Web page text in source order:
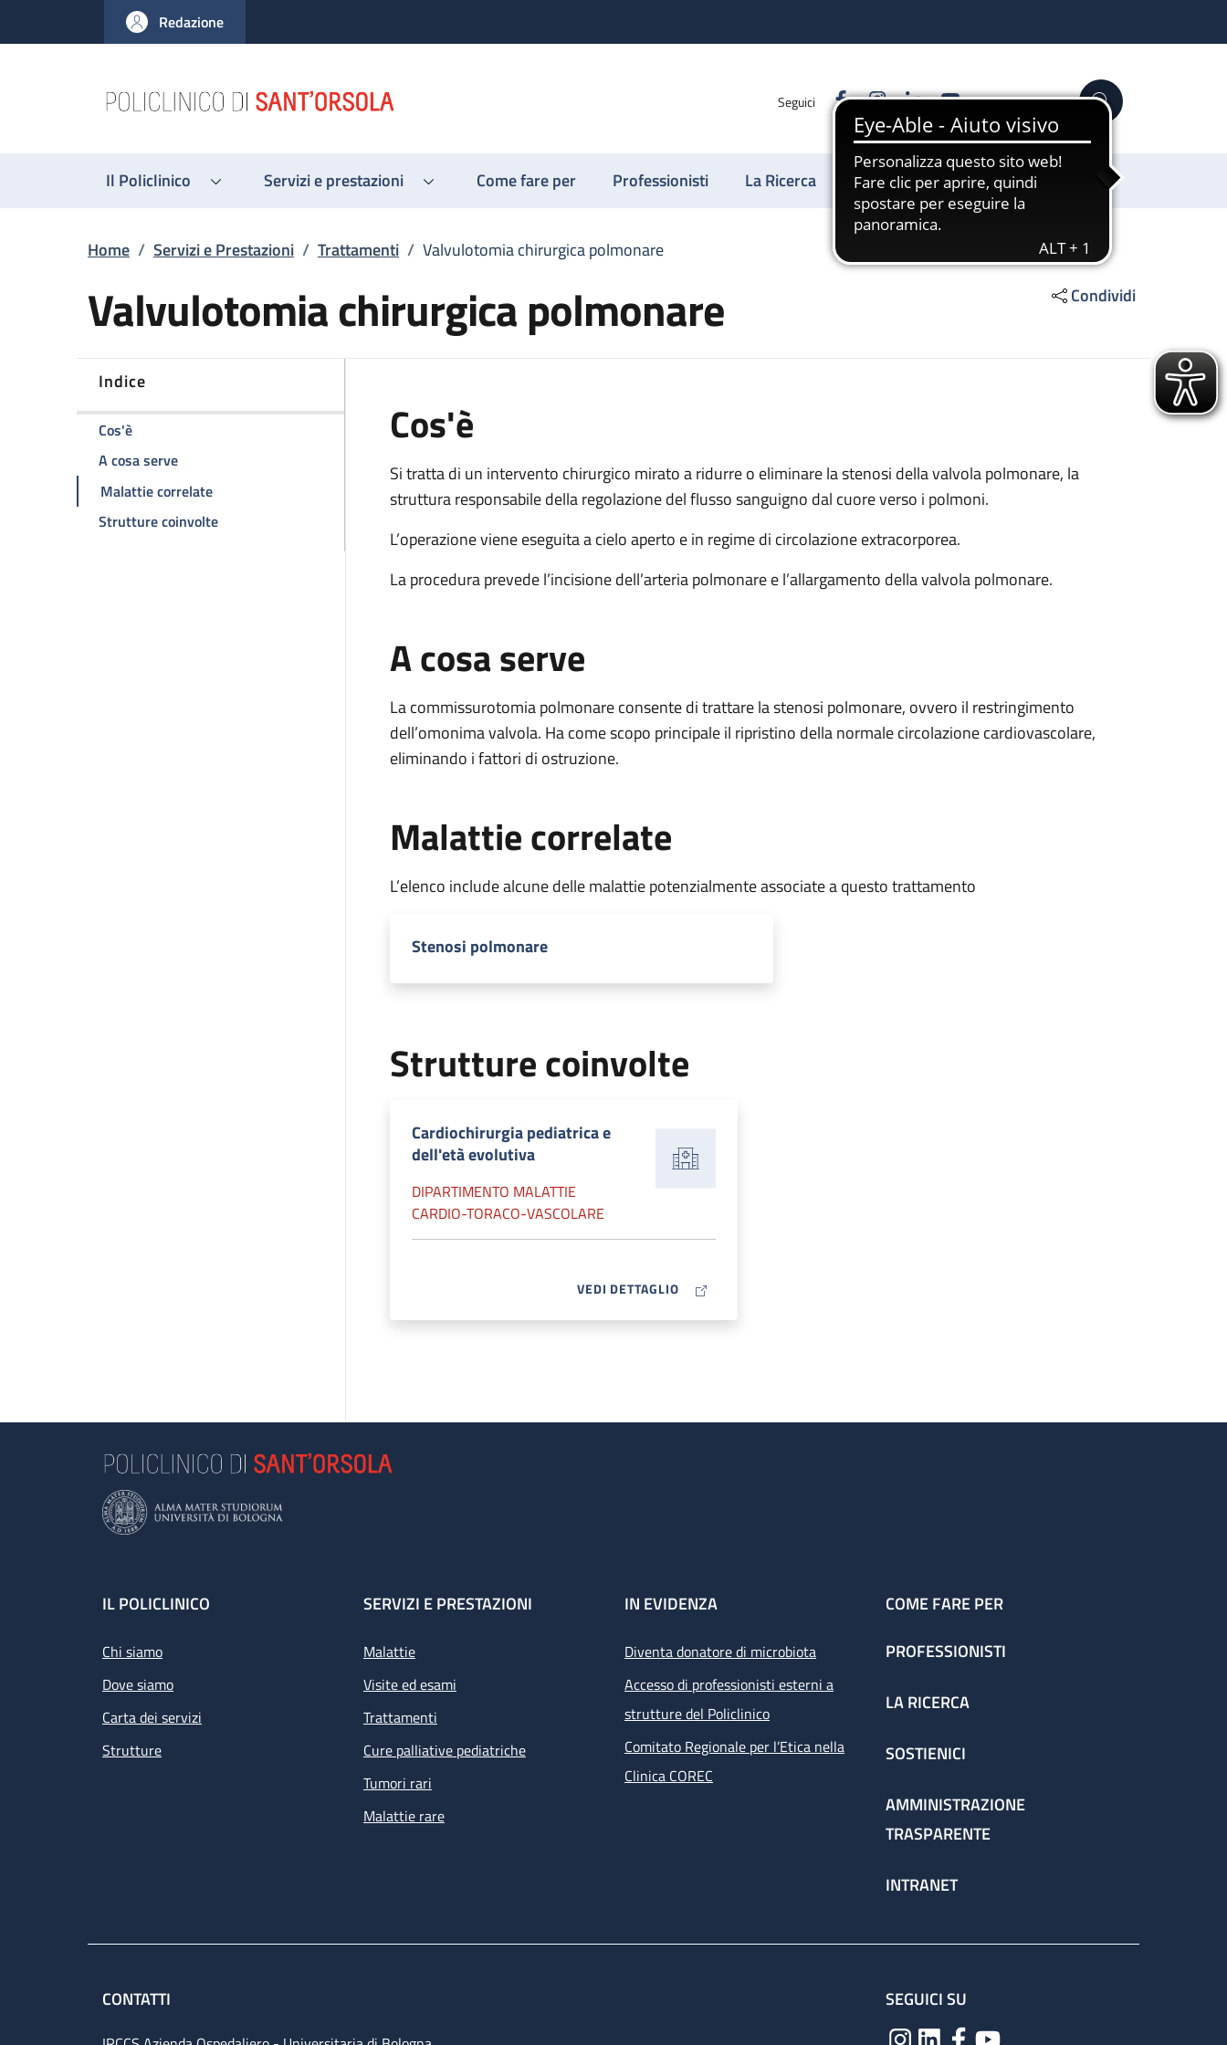
al contenuto principale
to footer content
Redazione
Seguici FacebookInstagram
LinkedinYouTube Cerca
Il Policlinico Servizi e prestazioni Come fare per Professionisti La Ricerca Sostienici
Briciole di pane
Home / Servizi e Prestazioni / Trattamenti / Valvulotomia chirurgica polmonare
Valvulotomia chirurgica polmonare Condividi
Indice
Cos'èdella pagina Valvulotomia chirurgica polmonare
A cosa servedella pagina Valvulotomia chirurgica polmonare
Malattie correlatedella pagina Valvulotomia chirurgica polmonare
Strutture coinvoltedella pagina Valvulotomia chirurgica polmonare
Cos'è
Si tratta di un intervento chirurgico mirato a ridurre o eliminare la stenosi della valvola polmonare, la
struttura responsabile della regolazione del flusso sanguigno dal cuore verso i polmoni.
L’operazione viene eseguita a cielo aperto e in regime di circolazione extracorporea.
La procedura prevede l’incisione dell’arteria polmonare e l’allargamento della valvola polmonare.
A cosa serve
La commissurotomia polmonare consente di trattare la stenosi polmonare, ovvero il restringimento
dell’omonima valvola. Ha come scopo principale il ripristino della normale circolazione cardiovascolare,
eliminando i fattori di ostruzione.
Malattie correlate
L’elenco include alcune delle malattie potenzialmente associate a questo trattamento
Stenosi polmonare
Strutture coinvolte
Cardiochirurgia pediatrica e
dell'età evolutiva
DIPARTIMENTO MALATTIE
CARDIO-TORACO-VASCOLARE
VEDI DETTAGLIOMAP ICON
Footer
IL POLICLINICO
Chi siamo
Dove siamo
Carta dei servizi
Strutture
SERVIZI E PRESTAZIONI
Malattie
Visite ed esami
Trattamenti
Cure palliative pediatriche
Tumori rari
Malattie rare
IN EVIDENZA
Diventa donatore di microbiota
Accesso di professionisti esterni a
strutture del Policlinico
Comitato Regionale per l’Etica nella
Clinica COREC
COME FARE PER
PROFESSIONISTI
LA RICERCA
SOSTIENICI
AMMINISTRAZIONE
TRASPARENTE
INTRANET
CONTATTI SEGUICI SU